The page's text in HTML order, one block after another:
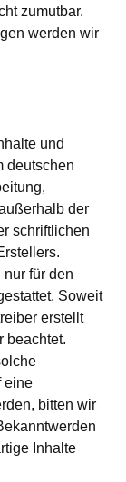
zumutbar.
werden wir
und
deutschen
der
schriftlichen
für den
Soweit
erstellt
beachtet.
eine
bitten wir
Inhalte